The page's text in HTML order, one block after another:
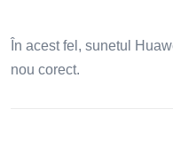
În acest fel, sunetul
nou corect.